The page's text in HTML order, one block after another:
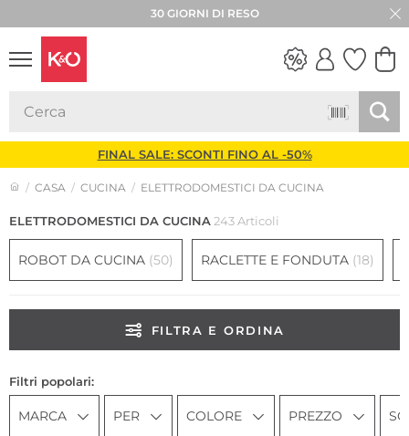
30 GIORNI DI RESO
FINAL SALE: SCONTI FINO AL -50%
CASA CUCINA ELETTRODOMESTICI DA CUCINA
ELETTRODOMESTICI DA CUCINA243 Articoli
ROBOT DA CUCINA (50) RACLETTE E FONDUTA (18)
FILTRA E ORDINA
Filtri popolari:
MARCA PER COLORE PREZZO